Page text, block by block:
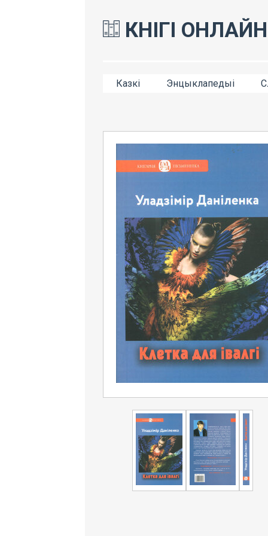
КНІГІ ОНЛАЙН
Казкі Энцыклапедыі